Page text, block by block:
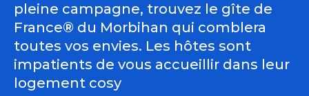
pleine campagne, trouvez le gîte de
France® du Morbihan qui comblera
toutes vos envies. Les hôtes sont
impatients de vous accueillir dans leur
logement cosy